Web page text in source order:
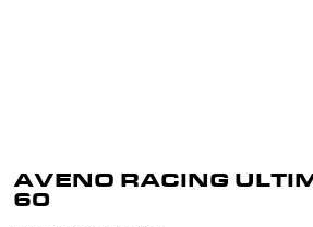
AVENO RACING
60